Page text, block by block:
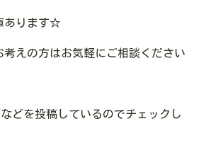
ります☆
考えの方はお気軽にご相談ください
どを投稿しているのでチェックし